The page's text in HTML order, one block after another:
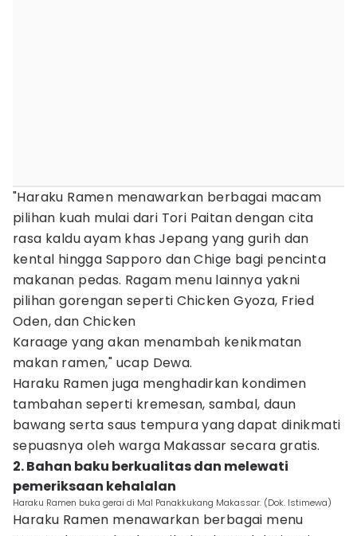
"Haraku Ramen menawarkan berbagai macam
pilihan kuah mulai dari Tori Paitan dengan cita
rasa kaldu ayam khas Jepang yang gurih dan
kental hingga Sapporo dan Chige bagi pencinta
makanan pedas. Ragam menu lainnya yakni
pilihan gorengan seperti Chicken Gyoza, Fried
Oden, dan Chicken
Karaage yang akan menambah kenikmatan
makan ramen," ucap Dewa.
Haraku Ramen juga menghadirkan kondimen
tambahan seperti kremesan, sambal, daun
bawang serta saus tempura yang dapat dinikmati
sepuasnya oleh warga Makassar secara gratis.
2. Bahan baku berkualitas dan melewati
pemeriksaan kehalalan
Haraku Ramen buka gerai di Mal Panakkukang Makassar. (Dok. Istimewa)
Haraku Ramen menawarkan berbagai menu